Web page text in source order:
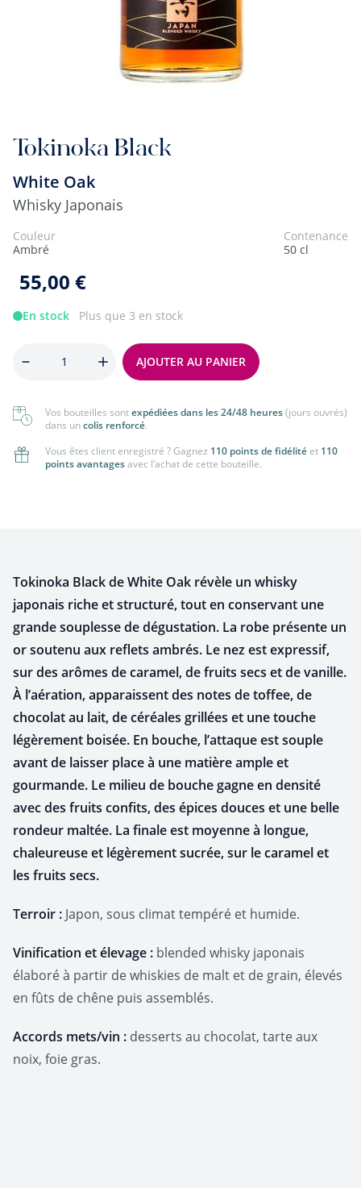
Tokinoka Black
White Oak
Whisky Japonais
Couleur
Ambré
Contenance
50 cl
55,00 €
En stock Plus que 3 en stock
AJOUTER AU PANIER
Vos bouteilles sontexpédiées dans les 24/48 heures(jours ouvrés)
dans uncolis renforcé.
Vous êtes client enregistré ? Gagnez 110 points de fidélité et 110
points avantagesavec l’achat de cette bouteille.
Tokinoka Black de White Oak révèle un whisky
japonais riche et structuré, tout en conservant une
grande souplesse de dégustation. La robe présente un
or soutenu aux reflets ambrés. Le nez est expressif,
sur des arômes de caramel, de fruits secs et de vanille.
À l’aération, apparaissent des notes de toffee, de
chocolat au lait, de céréales grillées et une touche
légèrement boisée. En bouche, l’attaque est souple
avant de laisser place à une matière ample et
gourmande. Le milieu de bouche gagne en densité
avec des fruits confits, des épices douces et une belle
rondeur maltée. La finale est moyenne à longue,
chaleureuse et légèrement sucrée, sur le caramel et
les fruits secs.
Terroir : Japon, sous climat tempéré et humide.
Vinification et élevage : blended whisky japonais
élaboré à partir de whiskies de malt et de grain, élevés
en fûts de chêne puis assemblés.
Accords mets/vin : desserts au chocolat, tarte aux
noix, foie gras.